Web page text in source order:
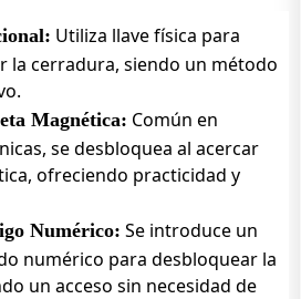
Utiliza llave física para
la cerradura, siendo un método
Magnética: Común en
se desbloquea al acercar
ofreciendo practicidad y
Numérico: Se introduce un
numérico para desbloquear la
un acceso sin necesidad de